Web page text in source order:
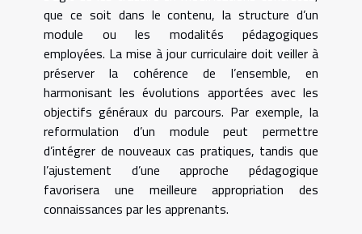
que ce soit dans le contenu, la structure d’un
module ou les modalités pédagogiques
employées. La mise à jour curriculaire doit veiller à
préserver la cohérence de l’ensemble, en
harmonisant les évolutions apportées avec les
objectifs généraux du parcours. Par exemple, la
reformulation d’un module peut permettre
d’intégrer de nouveaux cas pratiques, tandis que
l’ajustement d’une approche pédagogique
favorisera une meilleure appropriation des
connaissances par les apprenants.